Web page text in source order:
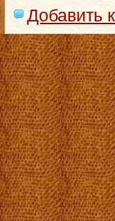
Добавить